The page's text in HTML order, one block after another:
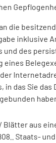
die
inklusive
und des
eines
in das Sie das
Blätter aus
Staats-